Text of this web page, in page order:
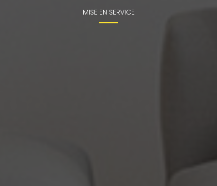
MISE EN SERVICE